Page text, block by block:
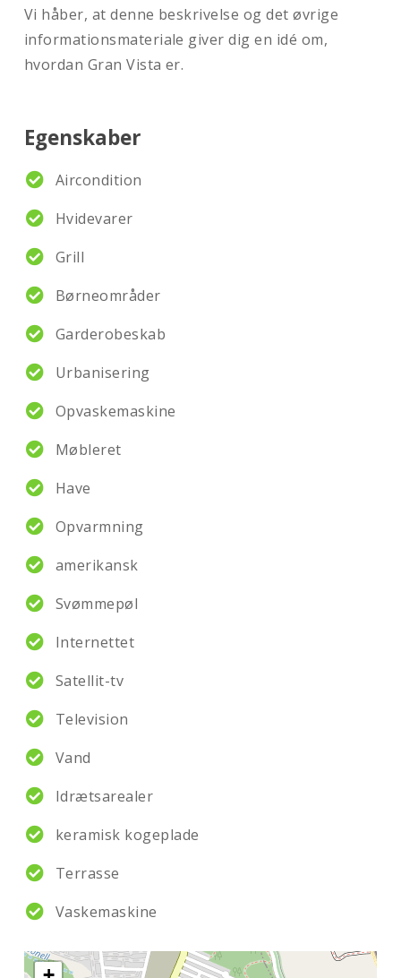
Vi håber, at denne beskrivelse og det øvrige
informationsmateriale giver dig en idé om,
hvordan Gran Vista er.
Egenskaber
Aircondition
Hvidevarer
Grill
Børneområder
Garderobeskab
Urbanisering
Opvaskemaskine
Møbleret
Have
Opvarmning
amerikansk
Svømmepøl
Internettet
Satellit-tv
Television
Vand
Idrætsarealer
keramisk kogeplade
Terrasse
Vaskemaskine